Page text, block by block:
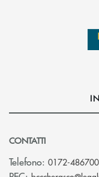
CONTATTI
Telefono: 0172-486700